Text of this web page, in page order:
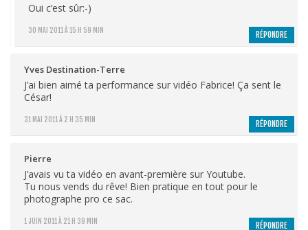
30 MAI 2011 À 15 H 59 MIN
Oui c’est sûr:-)
RÉPONDRE
Yves Destination-Terre
31 MAI 2011 À 2 H 35 MIN
J’ai bien aimé ta performance sur vidéo Fabrice! Ça sent le
César!
RÉPONDRE
Pierre
1 JUIN 2011 À 21 H 39 MIN
J’avais vu ta vidéo en avant-première sur Youtube.
Tu nous vends du rêve! Bien pratique en tout pour le
photographe pro ce sac.
RÉPONDRE